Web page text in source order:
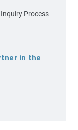
Process
in the